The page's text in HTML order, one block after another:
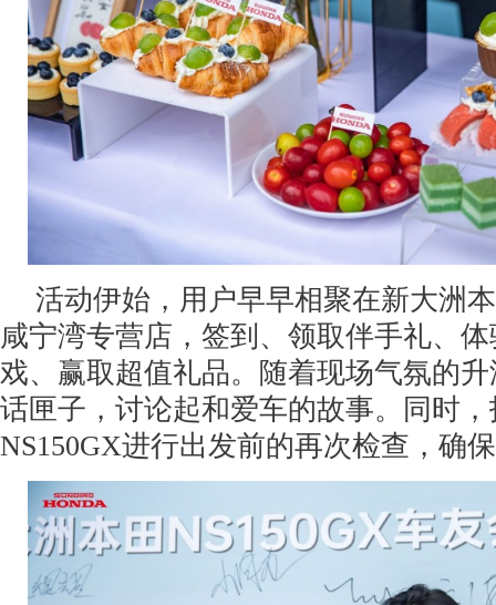
活动伊始，用户早早相聚在新大洲
咸宁湾专营店，签到、领取伴手礼、
戏、赢取超值礼品。随着现场气氛的
话匣子，讨论起和爱车的故事。同时
NS150GX进行出发前的再次检查，确